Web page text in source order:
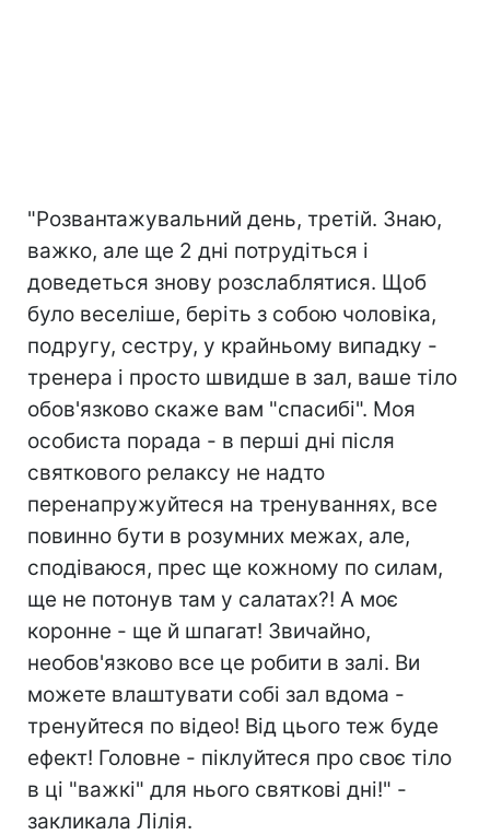
"Розвантажувальний день, третій. Знаю,
важко, але ще 2 дні потрудіться і
доведеться знову розслаблятися. Щоб
було веселіше, беріть з собою чоловіка,
подругу, сестру, у крайньому випадку -
тренера і просто швидше в зал, ваше тіло
обов'язково скаже вам "спасибі". Моя
особиста порада - в перші дні після
святкового релаксу не надто
перенапружуйтеся на тренуваннях, все
повинно бути в розумних межах, але,
сподіваюся, прес ще кожному по силам,
ще не потонув там у салатах?! А моє
коронне - ще й шпагат! Звичайно,
необов'язково все це робити в залі. Ви
можете влаштувати собі зал вдома -
тренуйтеся по відео! Від цього теж буде
ефект! Головне - піклуйтеся про своє тіло
в ці "важкі" для нього святкові дні!" -
закликала Лілія.